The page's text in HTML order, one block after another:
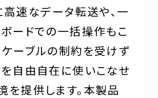
速なデータ転送や、一
ードでの一括操作もこ
ケーブルの制約を受けず
を自由自在に使いこなせ
を提供します。本製品